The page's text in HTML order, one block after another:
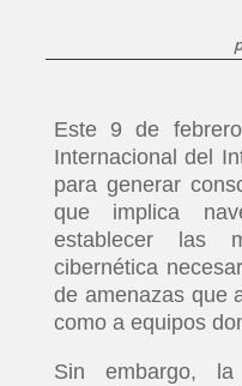
Este 9 de
Internacional del
para generar
que implica
establecer las
cibernética
de amenazas que
como a equipos
Sin embargo,